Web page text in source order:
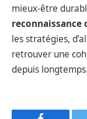
mieux-être
reconnaissance
les stratégies,
retrouver une
depuis longtemps.